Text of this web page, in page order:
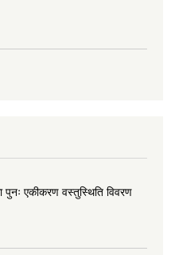
पुनः एकीकरण वस्तुस्थिति विवरण